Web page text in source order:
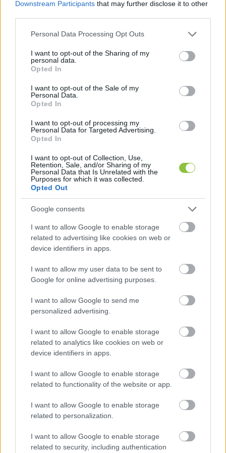
Downstream Participants that may further disclose it to other
Please note that this website/app uses one or more Google
not limited to your visit or usage behaviour. You may click to
grant or deny consent to Google and its third-party tags to
use your data for below specified purposes in below Google
consent section.
Personal Data Processing Opt Outs
I want to opt-out of the Sharing of my
personal data.
Opted In
I want to opt-out of the Sale of my
Personal Data.
Opted In
I want to opt-out of processing my
Personal Data for Targeted Advertising.
Opted In
I want to opt-out of Collection, Use,
Retention, Sale, and/or Sharing of my
Personal Data that Is Unrelated with the
Purposes for which it was collected.
Opted Out
Google consents
I want to allow Google to enable storage
related to advertising like cookies on web or
device identifiers in apps.
I want to allow my user data to be sent to
Google for online advertising purposes.
I want to allow Google to send me
personalized advertising.
I want to allow Google to enable storage
related to analytics like cookies on web or
device identifiers in apps.
I want to allow Google to enable storage
related to functionality of the website or app.
I want to allow Google to enable storage
related to personalization.
I want to allow Google to enable storage
related to security, including authentication
egyrészt annak vizsgálata, hogy a Magyar
különösen az MNB-alapítványok
vagyonkezelése, az OPTIMA-csoport
befektetési struktúrái, valamint az
ingatlanberuházások és székházfelújítások
jogszerűség, az átláthatóság, a takarékosság
és a felelős gazdálkodás követelményeinek.
Fel kívánják azt is tárni, hogy az MNB, az
alapítványi és leányvállalati struktúrák,
továbbá az azokhoz kapcsolódó gazdasági
és befektetői szereplők
alakítottak ki olyan döntéshozatali és
vagyonkezelési mechanizmusokat, amelyek a
kontrollrendszerek gyengüléséhez, az
átláthatóság csökkenéséhez, azonos
érdekeltségi körök indokolatlan előnyhöz
jutásához, illetve a közpénzekkel való
gazdálkodás közérdekkel ellentétes
torzulásaihoz vezethettek”.
Harmadik feladatként/célként azt tűzték ki a
vizsgálóbizottság elé, hogy határozza meg, a
jegybanki alapítványi vagyonkezeléssel, az
OPTIMA-csoport működésével, valamint az